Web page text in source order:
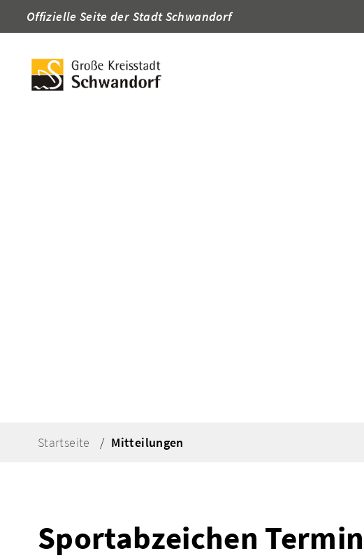
Offizielle Seite der Stadt Schwandorf
Startseite Mitteilungen
Sportabzeichen